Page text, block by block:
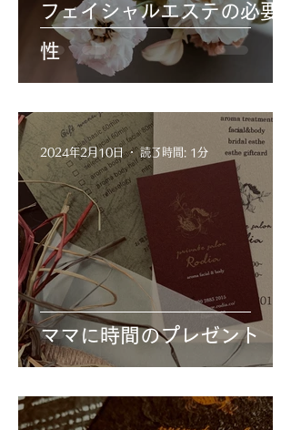
フェイシャルエステの必要
性
ママに時間のプレゼント
2024年2月10日 読了時間: 1分